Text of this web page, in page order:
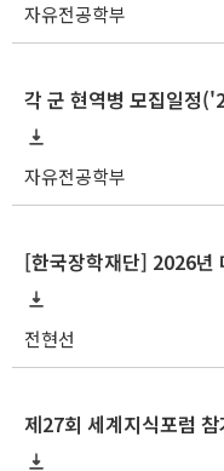
자유전공학부
각 군 현역병 모집일정
자유전공학부
[한국장학재단] 2026년
전현선